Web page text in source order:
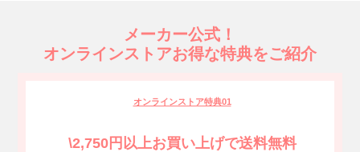
メーカー公式！
オンラインストアお得な特典をご紹介
オンラインストア特典01
\2,750円以上お買い上げで送料無料